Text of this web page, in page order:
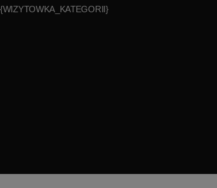
{WIZYTOWKA_KATEGORII}